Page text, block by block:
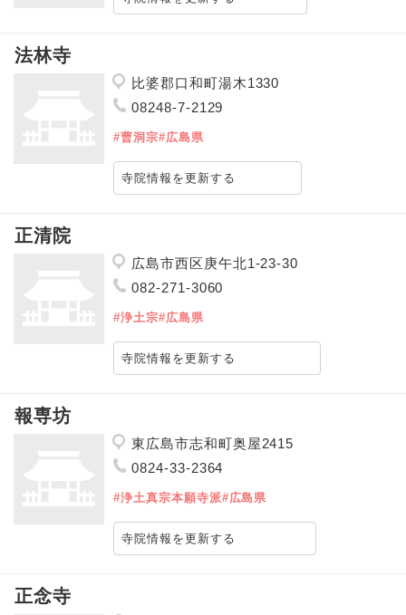
法林寺
比婆郡口和町湯木1330
08248-7-2129
#曹洞宗#広島県
寺院情報を更新する
正清院
広島市西区庚午北1-23-30
082-271-3060
#浄土宗#広島県
寺院情報を更新する
報専坊
東広島市志和町奥屋2415
0824-33-2364
#浄土真宗本願寺派#広島県
寺院情報を更新する
正念寺